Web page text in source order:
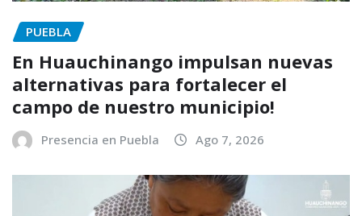
PUEBLA
En Huauchinango impulsan nuevas
alternativas para fortalecer el
campo de nuestro municipio!
Presencia en Puebla Ago 7, 2026